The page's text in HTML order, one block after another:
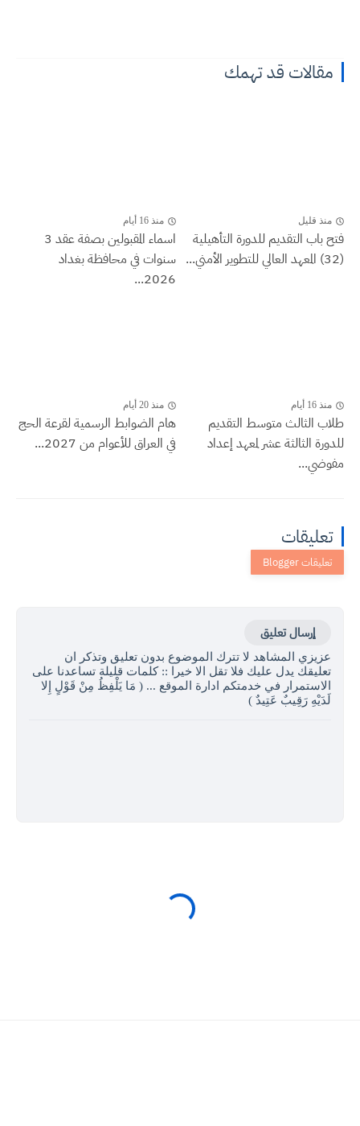
مقالات قد تهمك
منذ قليل
فتح باب التقديم للدورة التأهيلية
(32) المعهد العالي للتطوير الأمني...
منذ 16 أيام
اسماء المقبولين بصفة عقد 3
سنوات في محافظة بغداد
2026...
منذ 16 أيام
طلاب الثالث متوسط التقديم
للدورة الثالثة عشر لمعهد إعداد
مفوضي...
منذ 20 أيام
هام الضوابط الرسمية لقرعة الحج
في العراق للأعوام من 2027...
تعليقات
إرسال تعليق
عزيزي المشاهد لا تترك الموضوع بدون تعليق وتذكر ان
تعليقك يدل عليك فلا تقل الا خيرا :: كلمات قليلة تساعدنا على
الاستمرار في خدمتكم ادارة الموقع ... ( مَا يَلْفِظُ مِنْ قَوْلٍ إِلا
لَدَيْهِ رَقِيبٌ عَتِيدٌ )